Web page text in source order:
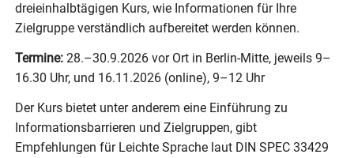
dreieinhalbtägigen Kurs, wie Informationen für Ihre
Zielgruppe verständlich aufbereitet werden können.
Termine: 28.–30.9.2026 vor Ort in Berlin-Mitte, jeweils 9–
16.30 Uhr, und 16.11.2026 (online), 9–12 Uhr
Der Kurs bietet unter anderem eine Einführung zu
Informationsbarrieren und Zielgruppen, gibt
Empfehlungen für Leichte Sprache laut DIN SPEC 33429